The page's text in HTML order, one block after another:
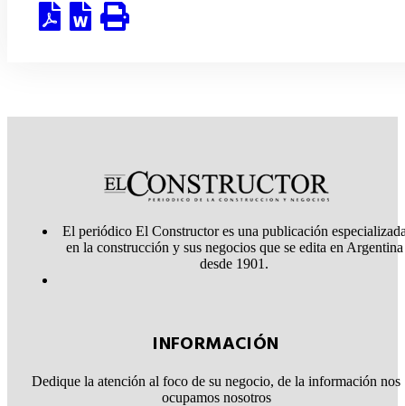
El periódico El Constructor es una publicación
en la construcción y sus negocios que se edita en Argentina
desde 1901.
INFORMACIÓN
Dedique la atención al foco de su negocio, de la información nos
ocupamos nosotros